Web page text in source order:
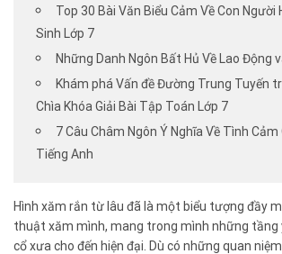
Top 30 Bài Văn Biểu Cảm Về Con Người
Sinh Lớp 7
Những Danh Ngôn Bất Hủ Về Lao Động
Khám phá Vấn đề Đường Trung Tuyến
Chìa Khóa Giải Bài Tập Toán Lớp 7
7 Câu Châm Ngôn Ý Nghĩa Về Tình Cảm
Tiếng Anh
Hình xăm rắn từ lâu đã là một biểu tượng đầy
thuật xăm mình, mang trong mình những tầng
cổ xưa cho đến hiện đại. Dù có những quan